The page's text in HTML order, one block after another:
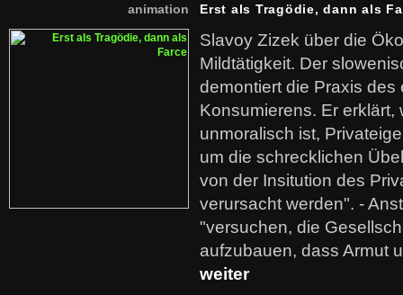
animation Erst als Tragödie, dann als
Slavoy Zizek über die
Mildtätigkeit. Der
demontiert die Praxis des
Konsumierens. Er erklärt,
unmoralisch ist,
um die schrecklichen
von der Insitution des
verursacht werden". -
"versuchen, die
aufzubauen, dass Armut
weiter